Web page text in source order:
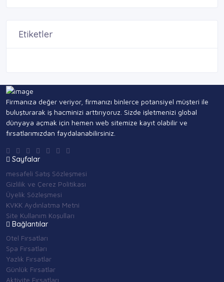
Etiketler
Firmanıza değer veriyor, firmanızı binlerce potansiyel müşteri ile
buluşturarak iş hacminizi arttırıyoruz. Sizde işletmenizi global
dünyaya açmak için hemen web sitemize kayıt olabilir ve
fırsatlarımızdan faydalanabilirsiniz.
Sayfalar
mesafeli Satış Sözleşmesi
Gizlilik ve Çerez Politikası
Üyelik Sözleşmesi
KVKK Aydınlatma Metni
Site Kullanım Koşulları
Bağlantılar
Otel Fırsatları
Spa Fırsatları
Yazlık Fırsatlar
Günlük Fırsatlar
Aktivite Fırsatları